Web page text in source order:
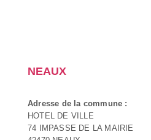
NEAUX
Adresse de la commune :
HOTEL DE VILLE
74 IMPASSE DE LA MAIRIE